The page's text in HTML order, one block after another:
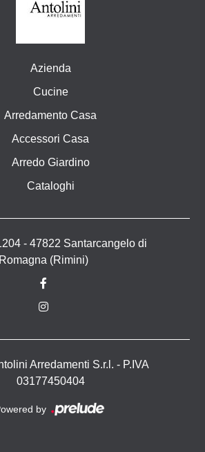
Azienda
Cucine
Arredamento Casa
Accessori Casa
Arredo Giardino
Cataloghi
- 47822 Santarcangelo di
Romagna (Rimini)
Arredamenti S.r.l. - P.IVA
03177450404
by